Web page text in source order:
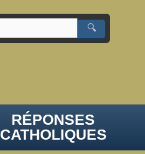
🔍
RÉPONSES
CATHOLIQUES